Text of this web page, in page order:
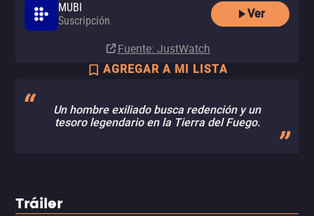
MUBI
Suscripción
Ver
Fuente: JustWatch
AGREGAR A MI LISTA
Un hombre exiliado busca redención y un
tesoro legendario en la Tierra del Fuego.
Tráiler